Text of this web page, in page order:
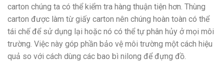
carton chúng ta có thể kiểm tra hàng thuận tiện hơn. Thùng
carton được làm từ giấy carton nên chúng hoàn toàn có thể
tái chế để sử dụng lại hoặc nó có thể tự phân hủy ở mọi môi
trường. Việc này góp phần bảo vệ môi trường một cách hiệu
quả so với cách dùng các bao bì nilong để đựng đồ.